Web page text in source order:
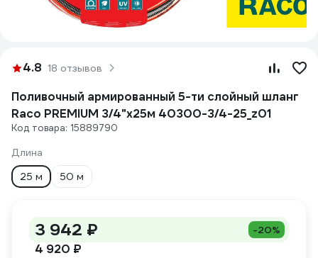
4.8 18 отзывов
Поливочный армированный 5-ти слойный шланг
Raco PREMIUM 3/4"x25м 40300-3/4-25_z01
Код товара: 15889790
Длина
25 м
50 м
3 942 ₽ -20%
4 920 ₽